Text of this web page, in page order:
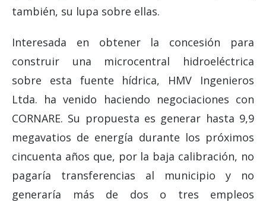
también, su lupa sobre ellas.
Interesada en obtener la concesión para
construir una microcentral hidroeléctrica
sobre esta fuente hídrica, HMV Ingenieros
Ltda. ha venido haciendo negociaciones con
CORNARE. Su propuesta es generar hasta 9,9
megavatios de energía durante los próximos
cincuenta años que, por la baja calibración, no
pagaría transferencias al municipio y no
generaría más de dos o tres empleos